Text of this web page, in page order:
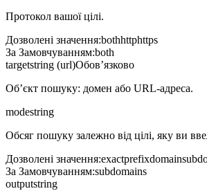
Протокол вашої цілі.
Дозволені значення:bothhttphttps
За Замовчуванням:both
targetstring (url)Обов’язково
Об’єкт пошуку: домен або URL-адреса.
modestring
Обсяг пошуку залежно від цілі, яку ви
Дозволені значення:exactprefixdomain
За Замовчуванням:subdomains
outputstring